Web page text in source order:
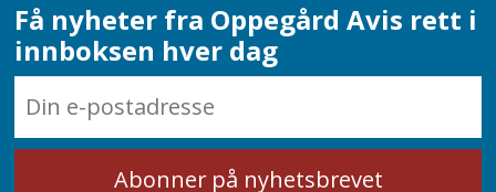
Få nyheter fra Oppegård Avis rett i
innboksen hver dag